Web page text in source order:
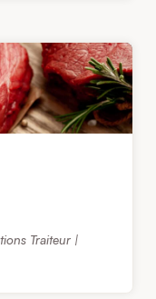
Traiteur |